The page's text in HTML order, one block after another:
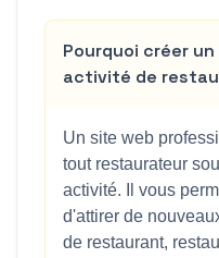
Pourquoi créer
activité de
Un site web
tout restaurateur
activité. Il vous
d'attirer de
de restaurant,